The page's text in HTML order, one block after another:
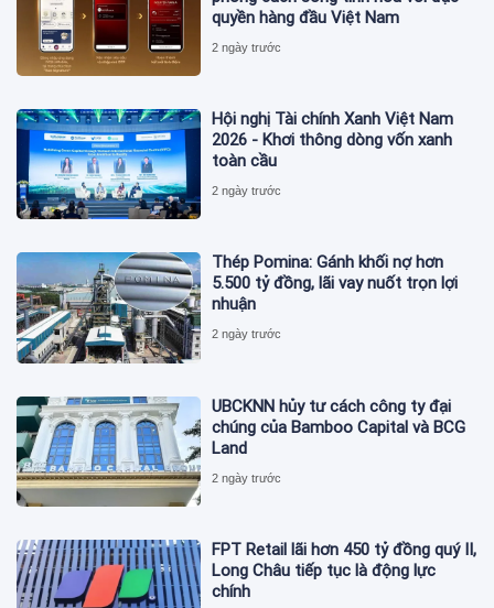
quyền hàng đầu Việt Nam
2 ngày trước
Hội nghị Tài chính Xanh Việt Nam
2026 - Khơi thông dòng vốn xanh
toàn cầu
2 ngày trước
Thép Pomina: Gánh khối nợ hơn
5.500 tỷ đồng, lãi vay nuốt trọn lợi
nhuận
2 ngày trước
UBCKNN hủy tư cách công ty đại
chúng của Bamboo Capital và BCG
Land
2 ngày trước
FPT Retail lãi hơn 450 tỷ đồng quý II,
Long Châu tiếp tục là động lực
chính